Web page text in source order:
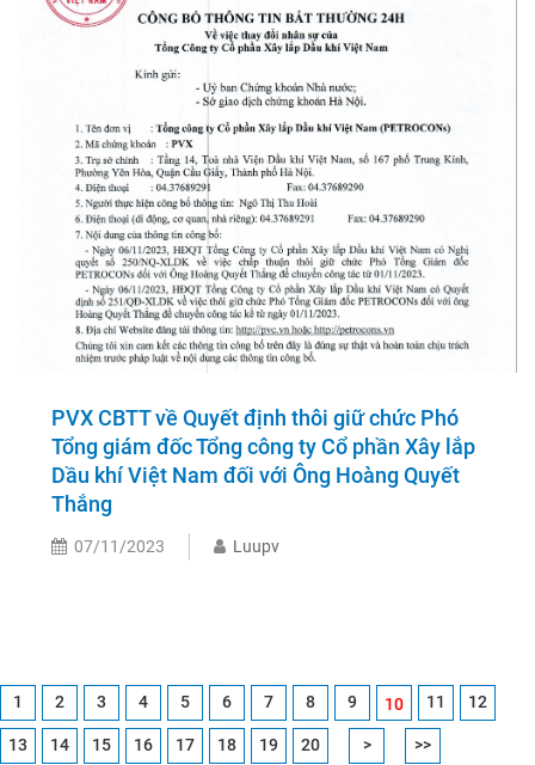
PVX CBTT về Quyết định thôi giữ chức Phó
Tổng giám đốc Tổng công ty Cổ phần Xây lắp
Dầu khí Việt Nam đối với Ông Hoàng Quyết
Thắng
07/11/2023 Luupv
1 2 3 4 5 6 7 8 9 10 11 12
13 14 15 16 17 18 19 20 > >>